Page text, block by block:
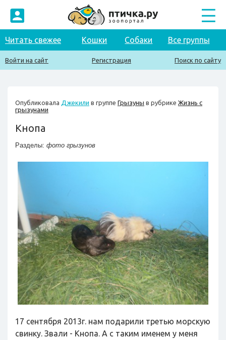
Читать свежее Кошки Собаки Все группы
Войти на сайт Регистрация Поиск по сайту
Опубликовала Джекили в группе Грызуны в рубрике Жизнь с
грызунами
Кнопа
Разделы: фото грызунов
17 сентября 2013г. нам подарили третью морскую
свинку. Звали - Кнопа. А с таким именем у меня